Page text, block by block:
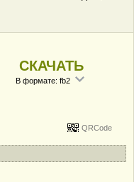
СКАЧАТЬ
В формате: fb2
QRCode